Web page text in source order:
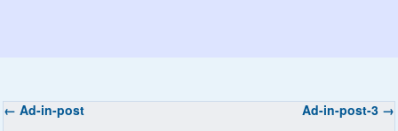
← Ad-in-post Ad-in-post-3 →